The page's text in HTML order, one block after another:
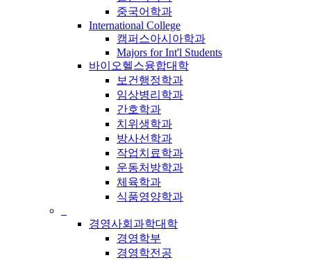
중국어학과
International College
캠퍼스아시아학과
Majors for Int'l Students
바이오헬스융합대학
보건행정학과
임상병리학과
간호학과
치위생학과
방사선학과
작업치료학과
운동처방학과
체육학과
식품영양학과
경영사회과학대학
경영학부
경영학전공